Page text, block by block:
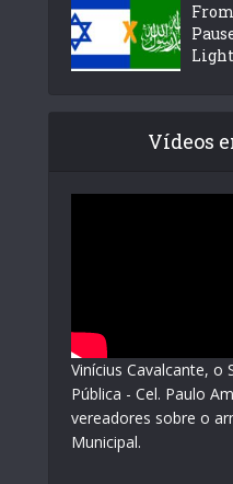
Vídeos
Vinícius Cavalcante, o
Pública - Cel. Paulo
vereadores sobre o
Municipal.